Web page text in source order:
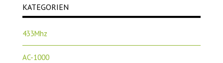
KATEGORIEN
433Mhz
AC-1000